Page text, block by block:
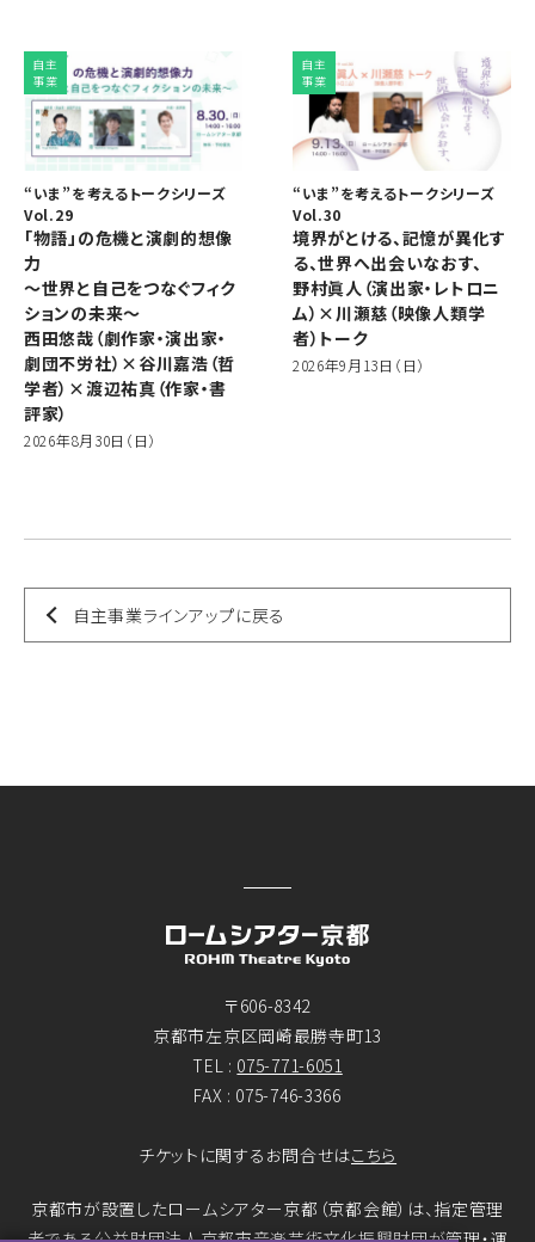
自主
事業
“いま”を考えるトークシリーズ
Vol.29
「物語」の危機と演劇的想像
力
～世界と自己をつなぐフィク
ションの未来～
西田悠哉（劇作家・演出家・
劇団不労社）×谷川嘉浩（哲
学者）×渡辺祐真（作家・書
評家）
2026年8月30日（日）
自主
事業
“いま”を考えるトークシリーズ
Vol.30
境界がとける、記憶が異化す
る、世界へ出会いなおす、
野村眞人（演出家・レトロニ
ム）×川瀬慈（映像人類学
者）トーク
2026年9月13日（日）
自主事業ラインアップに戻る
〒606-8342
京都市左京区岡崎最勝寺町13
TEL : 075-771-6051
FAX : 075-746-3366
チケットに関するお問合せはこちら
京都市が設置したロームシアター京都（京都会館）は、指定管理